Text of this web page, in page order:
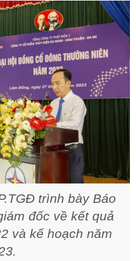
trình bày Báo
đốc về kết quả
và kế hoạch năm